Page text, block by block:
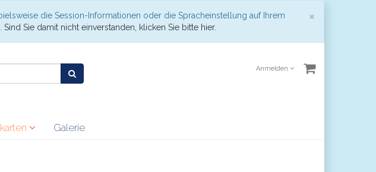
×
die Session-Informationen oder die Spracheinstellung auf Ihrem
Sind Sie damit nicht einverstanden, klicken Sie bitte hier.
Anmelden
Galerie